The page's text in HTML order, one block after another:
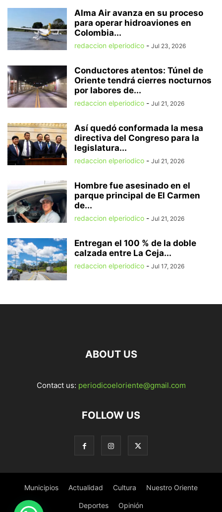
Alma Air avanza en su proceso
para operar hidroaviones en
Colombia...
redaccion elperiodico - Jul 23, 2026
Conductores atentos: Túnel de
Oriente tendrá cierres nocturnos
por labores de...
redaccion elperiodico - Jul 21, 2026
Así quedó conformada la mesa
directiva del Congreso para la
legislatura...
redaccion elperiodico - Jul 21, 2026
Hombre fue asesinado en el
parque principal de El Carmen
de...
redaccion elperiodico - Jul 21, 2026
Entregan el 100 % de la doble
calzada entre La Ceja...
redaccion elperiodico - Jul 17, 2026
ABOUT US
Contact us: periodicoeloriente@gmail.com
FOLLOW US
Municipios Actualidad Cultura Nuestro Oriente
Deportes Opinión